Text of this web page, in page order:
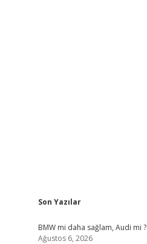
Sidebar
Son Yazılar
BMW mi daha sağlam, Audi mi ?
Ağustos 6, 2026